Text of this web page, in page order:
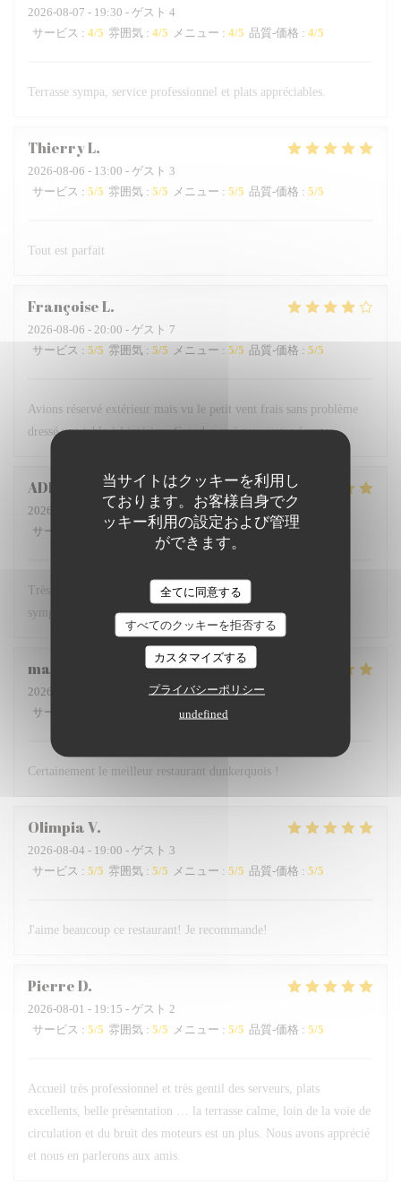
当サイトはクッキーを利用し
ております。お客様自身でク
ッキー利用の設定および管理
ができます。
全てに同意する
すべてのクッキーを拒否する
カスタマイズする
プライバシーポリシー
undefined
2026-08-07 - 19:30 - ゲスト 4
サービス : 4/5 雰囲気 : 4/5 メニュー : 4/5 品質-価格 : 4/5
Terrasse sympa, service professionnel et plats appréciables.
ThierryL
2026-08-06 - 13:00 - ゲスト 3
サービス : 5/5 雰囲気 : 5/5 メニュー : 5/5 品質-価格 : 5/5
Tout est parfait
FrançoiseL
2026-08-06 - 20:00 - ゲスト 7
サービス : 5/5 雰囲気 : 5/5 メニュー : 5/5 品質-価格 : 5/5
Avions réservé extérieur mais vu le petit vent frais sans problème
dressé une table à l intérieur Grand merci pour votre écoute
ADELINE
2026-07-26
- 12:30 - ゲスト 5
サービス
雰囲気 : 5 /5 メニュー: 5/5 品質-価格:
Très bon restaurant où nous avons l'habitude de manger serveur
sympathique repas délicieux et à un bon rapport qualité prix
marie-pierre
2026-08-03
- 12:15 - ゲスト 2
サービス
メニュー:
Certainement le meilleur restaurant dunkerquois !
OlimpiaV
2026-08-04 - 19:00 - ゲスト 3
サービス : 5/5 雰囲気 : 5/5 メニュー : 5/5 品質-価格 : 5/5
J'aime beaucoup ce restaurant! Je recommande!
PierreD
2026-08-01 - 19:15 - ゲスト 2
サービス : 5/5 雰囲気 : 5/5 メニュー : 5/5 品質-価格 : 5/5
Accueil très professionnel et très gentil des serveurs, plats
excellents, belle présentation … la terrasse calme, loin de la voie de
circulation et du bruit des moteurs est un plus. Nous avons apprécié
et nous en parlerons aux amis.